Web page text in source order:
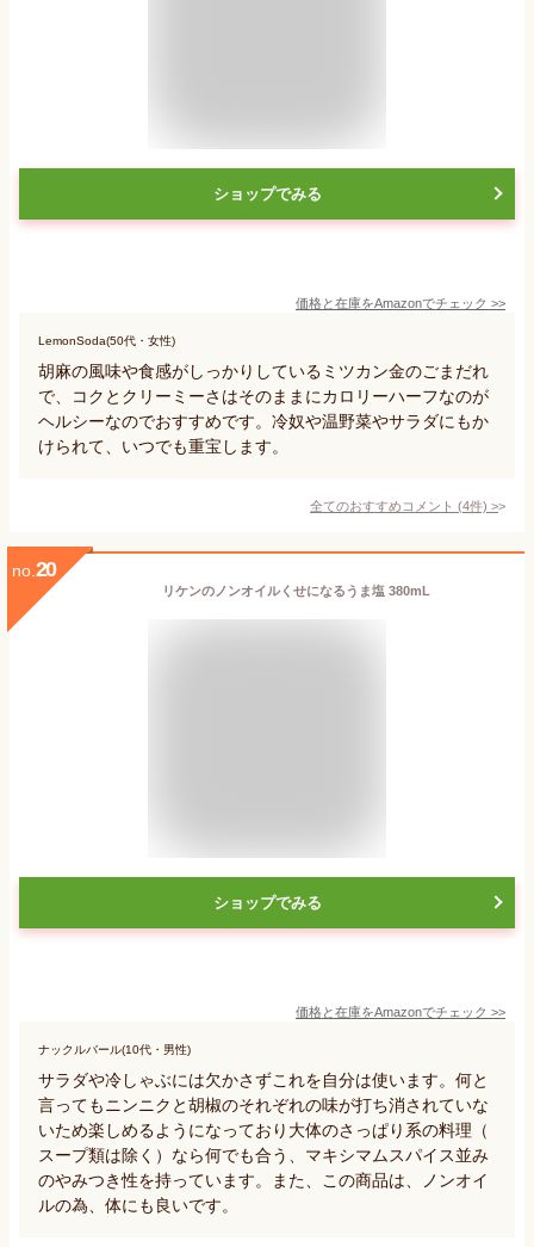
ショップでみる
価格と在庫をAmazonでチェック >>
LemonSoda(50代・女性)
胡麻の風味や食感がしっかりしているミツカン金のごまだれ
で、コクとクリーミーさはそのままにカロリーハーフなのが
ヘルシーなのでおすすめです。冷奴や温野菜やサラダにもか
けられて、いつでも重宝します。
全てのおすすめコメント (4件) >
no. 20
リケンのノンオイルくせになるうま塩 380mL
ショップでみる
価格と在庫をAmazonでチェック >>
ナックルバール(10代・男性)
サラダや冷しゃぶには欠かさずこれを自分は使います。何と
言ってもニンニクと胡椒のそれぞれの味が打ち消されていな
いため楽しめるようになっており大体のさっぱり系の料理（
スープ類は除く）なら何でも合う、マキシマムスパイス並み
のやみつき性を持っています。また、この商品は、ノンオイ
ルの為、体にも良いです。